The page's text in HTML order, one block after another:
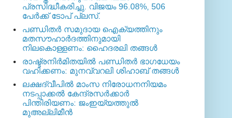
പ്രസിദ്ധീകരിച്ചു. വിജയം 96.08%, 506
പേര്‍ക്ക് ടോപ് പ്ലസ്.
പണ്ഡിതര്‍ സമുദായ ഐക്യത്തിനും
മതസൗഹാര്‍ദത്തിനുമായി
നിലകൊള്ളണം: ഹൈദരലി തങ്ങള്‍
രാഷ്ട്രനിര്‍മിതയില്‍ പണ്ഡിതര്‍ ഭാഗധേയം
വഹിക്കണം: മുനവ്വറലി ശിഹാബ് തങ്ങള്‍
ലക്ഷദ്വീപില്‍ മാംസ നിരോധനനിയമം
നടപ്പാക്കല്‍ കേന്ദ്രസര്‍ക്കാര്‍
പിന്തിരിയണം: ജംഇയ്യത്തുല്‍
മുഅല്ലിമീന്‍